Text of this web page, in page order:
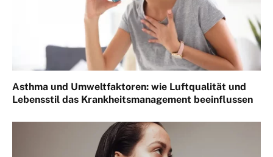
Asthma und Umweltfaktoren: wie Luftqualität und
Lebensstil das Krankheitsmanagement beeinflussen